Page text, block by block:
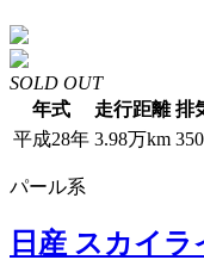
SOLD OUT
年式
走行距離 排
平成28年 3.98万km
パール系
日産 スカイ